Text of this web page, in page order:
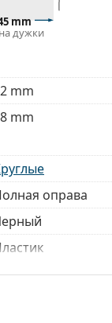
mm
дужки
mm
mm
оправа